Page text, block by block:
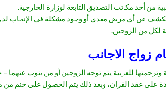
من أحد مكاتب التصديق التابعة لوزارة الخارجية.
عن أي مرض معدي أو وجود مشكلة في الإنجاب
لكل من الزوجين.
زواج الاجانب
للعربية يتم توجه الزوجين أو من ينوب
على عقد القران، وبعد ذلك يتم الحصول على ختم من